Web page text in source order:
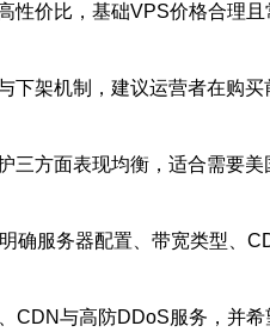
性价比，基础VPS价格合理
架机制，建议运营者在购
三方面表现均衡，适合需要
确服务器配置、带宽类型、
CDN与高防DDoS服务，并